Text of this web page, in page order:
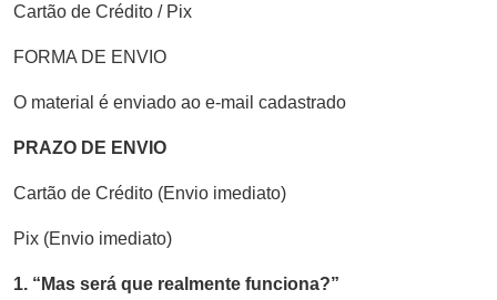
Cartão de Crédito / Pix
FORMA DE ENVIO
O material é enviado ao e-mail cadastrado
PRAZO DE ENVIO
Cartão de Crédito (Envio imediato)
Pix (Envio imediato)
1. “Mas será que realmente funciona?”